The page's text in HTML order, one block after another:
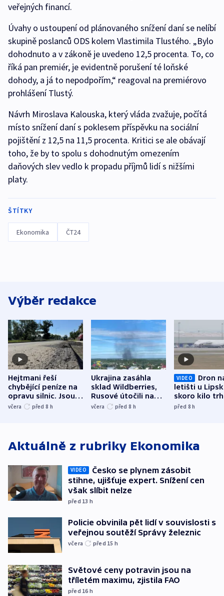
veřejných financí.
Úvahy o ustoupení od plánovaného snížení daní se nelíbí
skupině poslanců ODS kolem Vlastimila Tlustého. „Bylo
dohodnuto a v zákoně je uvedeno 12,5 procenta. To, co
říká pan premiér, je evidentně porušení té loňské
dohody, a já to nepodpořím,“ reagoval na premiérovo
prohlášení Tlustý.
Návrh Miroslava Kalouska, který vláda zvažuje, počítá
místo snížení daní s poklesem příspěvku na sociální
pojištění z 12,5 na 11,5 procenta. Kritici se ale obávají
toho, že by to spolu s dohodnutým omezením
daňových slev vedlo k propadu příjmů lidí s nižšími
platy.
ŠTÍTKY
Ekonomika ČT24
Výběr redakce
Hejtmani řeší
chybějící peníze na
opravu silnic. Jsou
nenárokové, namítá
včera před 8 h
Ukrajina zasáhla
sklad Wildberries,
Rusové útočili na
trh, hasiče či
včera před 8 h
VIDEO
Dron
letišti u
skoro kilo
indicie
před 8h
Aktuálně z rubriky Ekonomika
VIDEO
Česko se plynem zásobit
stihne, ujišťuje expert. Snížení cen
však slíbit nelze
před 13 h
Policie obvinila pět lidí v souvislosti s
veřejnou soutěží Správy železnic
včera před 15 h
Světové ceny potravin jsou na
tříletém maximu, zjistila FAO
před 16 h